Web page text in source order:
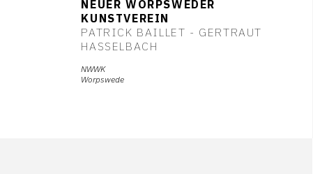
NEUER WORPSWEDER
KUNSTVEREIN
PATRICK BAILLET - GERTRAUT
HASSELBACH
NWWK
Worpswede